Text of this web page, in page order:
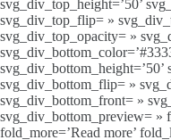
svg_div_top_height=’50’
svg_div_top_flip= »
svg_div_top_opacity= »
svg_div_bottom_height=’50’
svg_div_bottom_flip= »
svg_div_bottom_front= »
svg_div_bottom_preview= »
fold_more=’Read more’